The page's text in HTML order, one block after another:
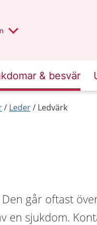
region
& besvär
Leder Ledvärk
går oftast
en sjukdom.